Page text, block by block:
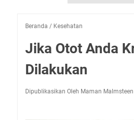
Beranda / Kesehatan
Jika Otot Anda
Dilakukan
Dipublikasikan Oleh Maman Malmsteen